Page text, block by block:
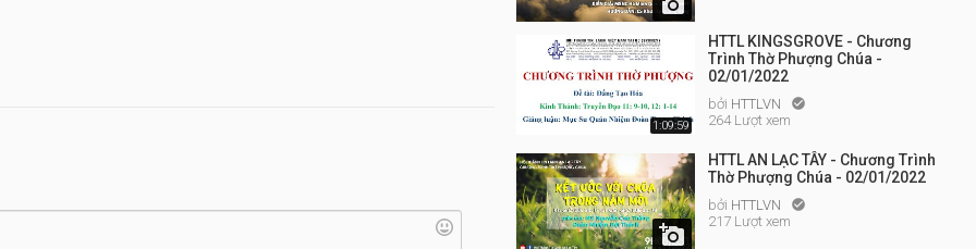
1:09:59
HTTL KINGSGROVE - Chương
Trình Thờ Phượng Chúa -
02/01/2022
bởi HTTLVN 
264 Lượt xem

HTTL AN LẠC TÂY - Chương Trình
Thờ Phượng Chúa - 02/01/2022
bởi HTTLVN 
217 Lượt xem